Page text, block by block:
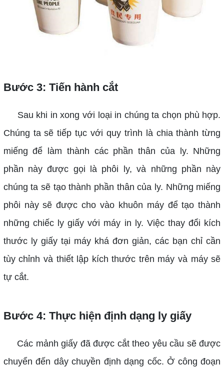
Bước 3: Tiến hành cắt
Sau khi in xong với loại in chúng ta chọn phù hợp.
Chúng ta sẽ tiếp tục với quy trình là chia thành từng
miếng để làm thành các phần thân của ly. Những
phần này được gọi là phôi ly, và những phần này
chúng ta sẽ tạo thành phần thân của ly. Những miếng
phôi này sẽ được cho vào khuôn máy để tạo thành
những chiếc ly giấy với máy in ly. Việc thay đổi kích
thước ly giấy tại máy khá đơn giản, các bạn chỉ cần
tùy chỉnh và thiết lập kích thước trên máy và máy sẽ
tự cắt.
Bước 4: Thực hiện định dạng ly giấy
Các mảnh giấy đã được cắt theo yêu cầu sẽ được
chuyển đến dây chuyền định dạng cốc. Ở công đoạn